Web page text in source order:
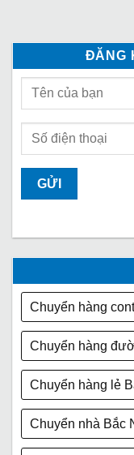
ĐĂNG
Chuyển hàng
Chuyển hàng
Chuyển hàng lẻ
Chuyển nhà Bắc